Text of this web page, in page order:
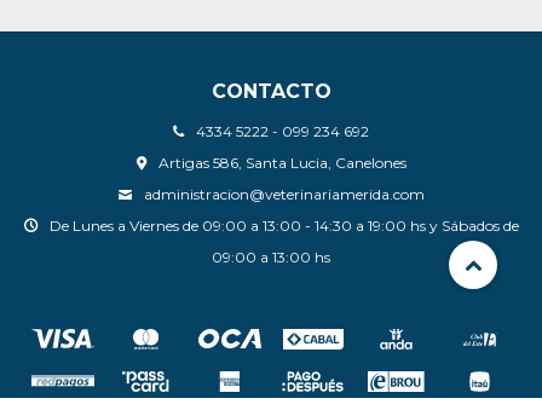
CONTACTO
4334 5222 - 099 234 692
Artigas 586, Santa Lucia, Canelones
administracion@veterinariamerida.com
De Lunes a Viernes de 09:00 a 13:00 - 14:30 a 19:00 hs y Sábados de
09:00 a 13:00 hs